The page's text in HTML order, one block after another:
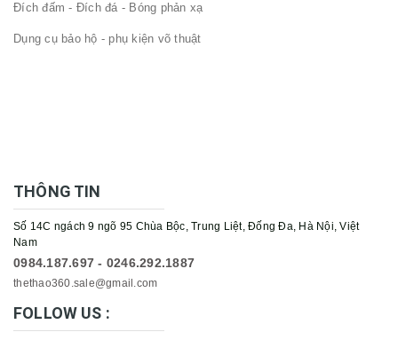
Đích đấm - Đích đá - Bóng phản xạ
Dụng cụ bảo hộ - phụ kiện võ thuật
THÔNG TIN
Số 14C ngách 9 ngõ 95 Chùa Bộc, Trung Liệt, Đống Đa, Hà Nội, Việt
Nam
0984.187.697 - 0246.292.1887
thethao360.sale@gmail.com
FOLLOW US :